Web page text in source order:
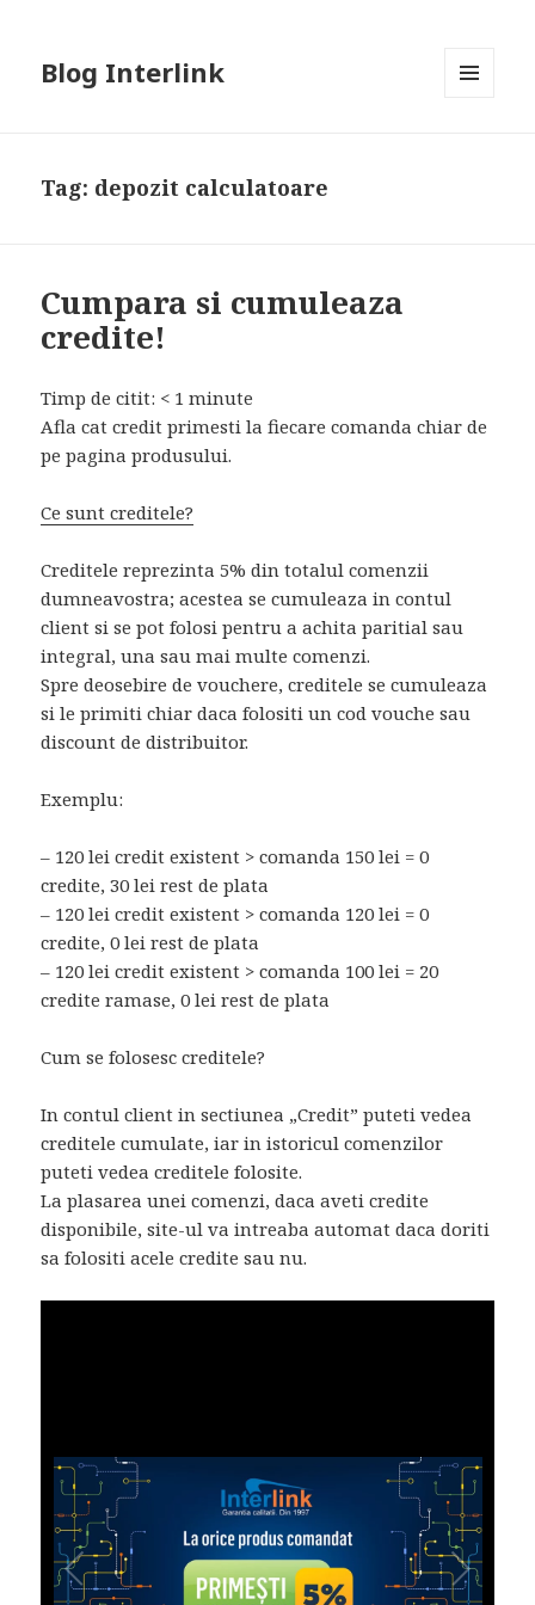
Blog Interlink
Tag: depozit calculatoare
Cumpara si cumuleaza
credite!
Timp de citit: < 1 minute
Afla cat credit primesti la fiecare comanda chiar de
pe pagina produsului.
Ce sunt creditele?
Creditele reprezinta 5% din totalul comenzii
dumneavostra; acestea se cumuleaza in contul
client si se pot folosi pentru a achita paritial sau
integral, una sau mai multe comenzi.
Spre deosebire de vouchere, creditele se cumuleaza
si le primiti chiar daca folositi un cod vouche sau
discount de distribuitor.
Exemplu:
– 120 lei credit existent > comanda 150 lei = 0
credite, 30 lei rest de plata
– 120 lei credit existent > comanda 120 lei = 0
credite, 0 lei rest de plata
– 120 lei credit existent > comanda 100 lei = 20
credite ramase, 0 lei rest de plata
Cum se folosesc creditele?
In contul client in sectiunea „Credit” puteti vedea
creditele cumulate, iar in istoricul comenzilor
puteti vedea creditele folosite.
La plasarea unei comenzi, daca aveti credite
disponibile, site-ul va intreaba automat daca doriti
sa folositi acele credite sau nu.